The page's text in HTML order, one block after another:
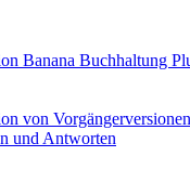
Banana Buchhaltung
von Vorgängerversionen
und Antworten